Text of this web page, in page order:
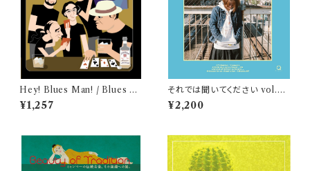
Hey! Blues Man! / Blues Fil
e No.1
¥1,257
それでは聞いてください vol.2 /
Kuyuki
¥2,200